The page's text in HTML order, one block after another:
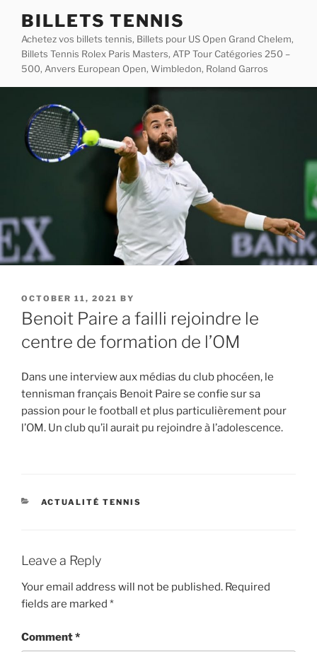
content
BILLETS TENNIS
Achetez vos billets tennis, Billets pour US Open Grand Chelem,
Billets Tennis Rolex Paris Masters, ATP Tour Catégories 250 –
500, Anvers European Open, Wimbledon, Roland Garros
POSTED
ON
OCTOBER 11, 2021 BY
Benoit Paire a failli rejoindre le
centre de formation de l’OM
Dans une interview aux médias du club phocéen, le
tennisman français Benoit Paire se confie sur sa
passion pour le football et plus particulièrement pour
l’OM. Un club qu’il aurait pu rejoindre à l’adolescence.
CATEGORIES
ACTUALITÉ TENNIS
Leave a Reply
Your email address will not be published. Required
fields are marked *
Comment*